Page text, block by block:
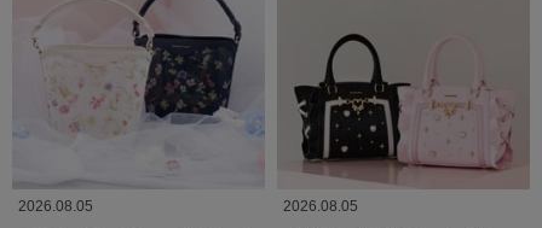
2026.08.05
2026.08.05